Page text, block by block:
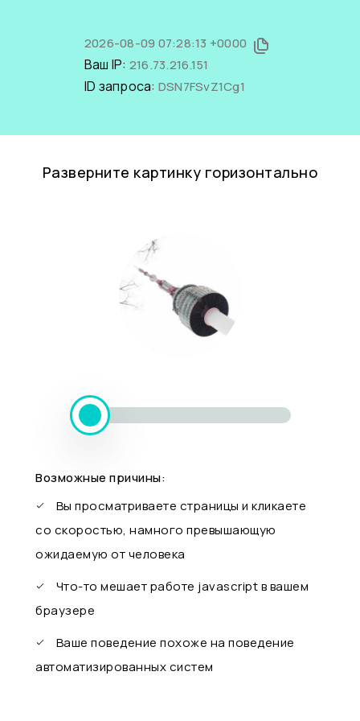
2026-08-09 07:28:13 +0000
Ваш IP: 216.73.216.151
ID запроса: DSN7FSvZ1Cg1
Разверните картинку горизонтально
Возможные причины:
Вы просматриваете страницы и кликаете
со скоростью, намного превышающую
ожидаемую от человека
Что-то мешает работе javascript в вашем
браузере
Ваше поведение похоже на поведение
автоматизированных систем